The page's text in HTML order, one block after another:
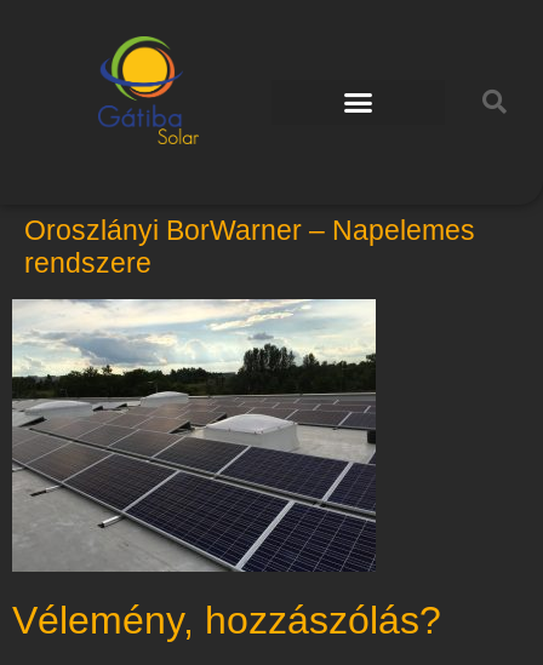
Oroszlányi BorWarner – Napelemes
rendszere
Vélemény, hozzászólás?